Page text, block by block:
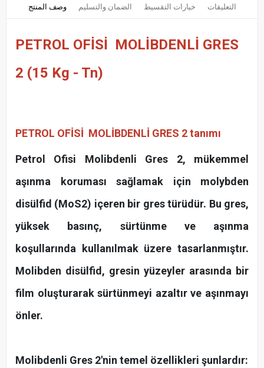
وصف المنتج الضمان والتسليم خيارات التقسيط التعليقات
PETROL OFİSİ MOLİBDENLİ GRES
2 (15 Kg - Tn)
PETROL OFİSİ MOLİBDENLİ GRES 2tanımı
Petrol Ofisi Molibdenli Gres 2, mükemmel
aşınma koruması sağlamak için molybden
disülfid (MoS2) içeren bir gres türüdür. Bu gres,
yüksek basınç, sürtünme ve aşınma
koşullarında kullanılmak üzere tasarlanmıştır.
Molibden disülfid, gresin yüzeyler arasında bir
film oluşturarak sürtünmeyi azaltır ve aşınmayı
önler.
Molibdenli Gres 2'nin temel özellikleri şunlardır: